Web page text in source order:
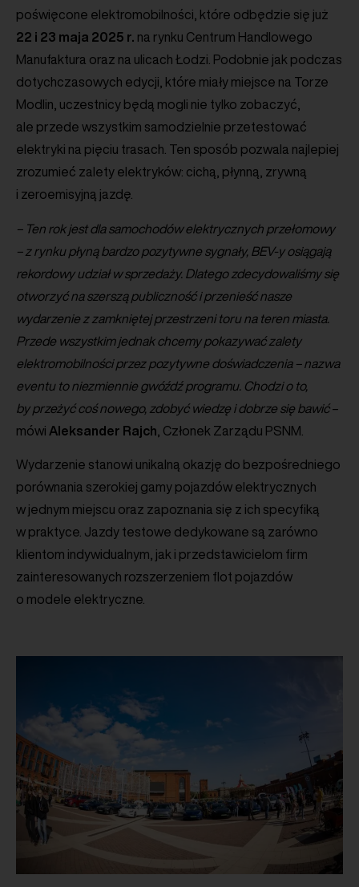
poświęcone elektromobilności, które odbędzie się już
22 i 23 maja 2025 r. na rynku Centrum Handlowego
Manufaktura oraz na ulicach Łodzi. Podobnie jak podczas
dotychczasowych edycji, które miały miejsce na Torze
Modlin, uczestnicy będą mogli nie tylko zobaczyć,
ale przede wszystkim samodzielnie przetestować
elektryki na pięciu trasach. Ten sposób pozwala najlepiej
zrozumieć zalety elektryków: cichą, płynną, zrywną
i zeroemisyjną jazdę.
– Ten rok jest dla samochodów elektrycznych przełomowy
– z rynku płyną bardzo pozytywne sygnały, BEV-y osiągają
rekordowy udział w sprzedaży. Dlatego zdecydowaliśmy się
otworzyć na szerszą publiczność i przenieść nasze
wydarzenie z zamkniętej przestrzeni toru na teren miasta.
Przede wszystkim jednak chcemy pokazywać zalety
elektromobilności przez pozytywne doświadczenia – nazwa
eventu to niezmiennie gwóźdź programu. Chodzi o to,
by przeżyć coś nowego, zdobyć wiedzę i dobrze się bawić–
mówi Aleksander Rajch , Członek Zarządu PSNM.
Wydarzenie stanowi unikalną okazję do bezpośredniego
porównania szerokiej gamy pojazdów elektrycznych
w jednym miejscu oraz zapoznania się z ich specyfiką
w praktyce. Jazdy testowe dedykowane są zarówno
klientom indywidualnym, jak i przedstawicielom firm
zainteresowanych rozszerzeniem flot pojazdów
o modele elektryczne.